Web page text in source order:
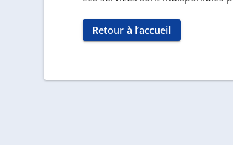
Retour à l’accueil